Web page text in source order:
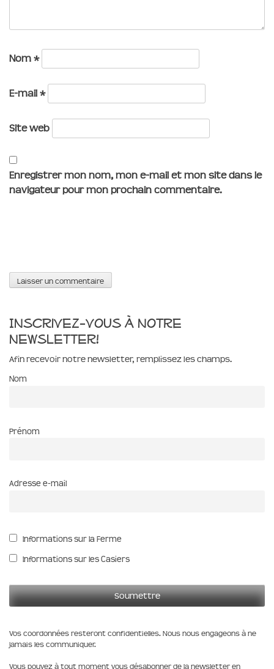
Nom *
E-mail *
Site web
Enregistrer mon nom, mon e-mail et mon site dans le
navigateur pour mon prochain commentaire.
Inscrivez-vous à notre
newsletter!
Afin recevoir notre newsletter, remplissez les champs.
Nom
Prénom
Adresse e-mail
Informations sur la Ferme
Informations sur les Casiers
Vos coordonnées resteront confidentielles. Nous nous engageons à ne
jamais les communiquer.
Vous pouvez à tout moment vous désabonner de la newsletter en